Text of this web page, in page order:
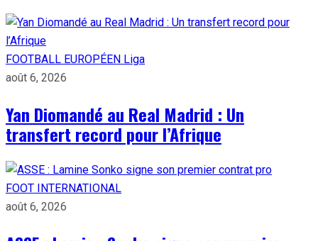
FOOTBALL EUROPÉEN Liga
août 6, 2026
Yan Diomandé au Real Madrid : Un
transfert record pour l’Afrique
FOOT INTERNATIONAL
août 6, 2026